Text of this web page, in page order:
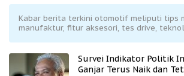
Kabar berita terkini otomotif meliputi tips
manufaktur, fitur aksesori, tes drive,
Survei Indikator Politik
Ganjar Terus Naik dan